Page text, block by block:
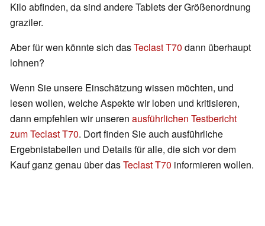
Kilo abfinden, da sind andere Tablets der Größenordnung
graziler.
Aber für wen könnte sich dasTeclast T70 dann überhaupt
lohnen?
Wenn Sie unsere Einschätzung wissen möchten, und
lesen wollen, welche Aspekte wir loben und kritisieren,
dann empfehlen wir unseren ausführlichen Testbericht
zum Teclast T70. Dort finden Sie auch ausführliche
Ergebnistabellen und Details für alle, die sich vor dem
Kauf ganz genau über dasTeclast T70 informieren wollen.